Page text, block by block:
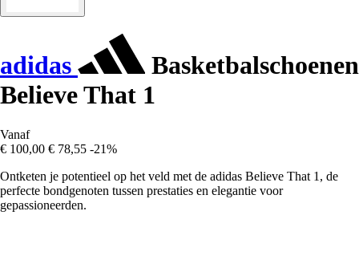
adidas
Basketbalschoenen
Believe That 1
Vanaf
€ 100,00 € 78,55 -21%
Ontketen je potentieel op het veld met de adidas Believe That 1, de
perfecte bondgenoten tussen prestaties en elegantie voor
gepassioneerden.